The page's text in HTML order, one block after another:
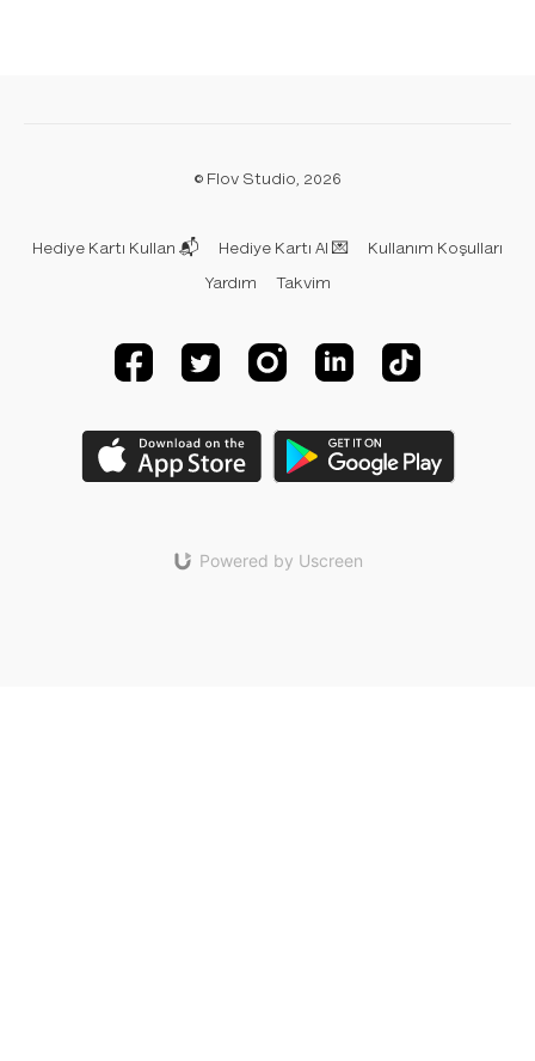
© Flov Studio, 2026
Hediye Kartı Kullan 📬 Hediye Kartı Al 💌
Kullanım Koşulları
Yardım
Takvim
Powered by Uscreen